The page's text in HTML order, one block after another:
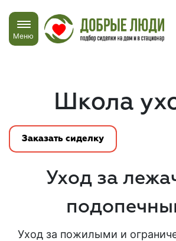
Меню
Школа
Заказать сиделку
Уход за
Уход за пожилыми и